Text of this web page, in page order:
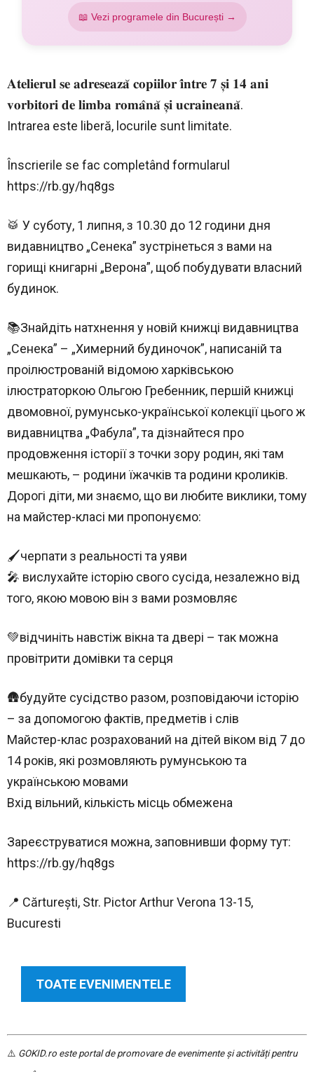
📖 Vezi programele din București →
𝐀𝐭𝐞𝐥𝐢𝐞𝐫𝐮𝐥 𝐬𝐞 𝐚𝐝𝐫𝐞𝐬𝐞𝐚𝐳𝐚̆ 𝐜𝐨𝐩𝐢𝐢𝐥𝐨𝐫 𝐢̂𝐧𝐭𝐫𝐞 𝟕 𝐬̦𝐢 𝟏𝟒 𝐚𝐧𝐢
𝐯𝐨𝐫𝐛𝐢𝐭𝐨𝐫𝐢 𝐝𝐞 𝐥𝐢𝐦𝐛𝐚 𝐫𝐨𝐦𝐚̂𝐧𝐚̆ 𝐬̦𝐢 𝐮𝐜𝐫𝐚𝐢𝐧𝐞𝐚𝐧𝐚̆.
Intrarea este liberă, locurile sunt limitate.
Înscrierile se fac completând formularul
https://rb.gy/hq8gs
🥁 У суботу, 1 липня, з 10.30 до 12 години дня
видавництво „Сенека” зустрінеться з вами на
горищі книгарні „Верона”, щоб побудувати власний
будинок.
📚Знайдіть натхнення у новій книжці видавництва
„Сенека” – „Химерний будиночок”, написаній та
проілюстрованій відомою харківською
ілюстраторкою Ольгою Гребенник, першій книжці
двомовної, румунсько-української колекції цього ж
видавництва „Фабула”, та дізнайтеся про
продовження історії з точки зору родин, які там
мешкають, – родини їжачків та родини кроликів.
Дорогі діти, ми знаємо, що ви любите виклики, тому
на майстер-класі ми пропонуємо:
🖌черпати з реальності та уяви
🎤 вислухайте історію свого сусіда, незалежно від
того, якою мовою він з вами розмовляє
💚відчиніть навстіж вікна та двері – так можна
провітрити домівки та серця
🛖будуйте сусідство разом, розповідаючи історію
– за допомогою фактів, предметів і слів
Майстер-клас розрахований на дітей віком від 7 до
14 років, які розмовляють румунською та
українською мовами
Вхід вільний, кількість місць обмежена
Зареєструватися можна, заповнивши форму тут:
https://rb.gy/hq8gs
📍 Cărturești, Str. Pictor Arthur Verona 13-15,
Bucuresti
TOATE EVENIMENTELE
⚠️ GOKID.ro este portal de promovare de evenimente și activități pentru